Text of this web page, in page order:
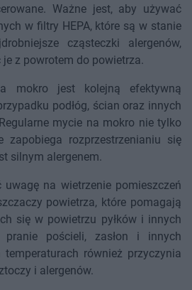
Ważne jest, aby używać
w filtry HEPA, które są w stanie
cząsteczki alergenów,
z powrotem do powietrza.
mokro jest kolejną efektywną
podłóg, ścian oraz innych
mycie na mokro nie tylko
zapobiega rozprzestrzenianiu się
silnym alergenem.
na wietrzenie pomieszczeń
powietrza, które pomagają
się w powietrzu pyłków i innych
pranie pościeli, zasłon i innych
również przyczynia
i alergenów.